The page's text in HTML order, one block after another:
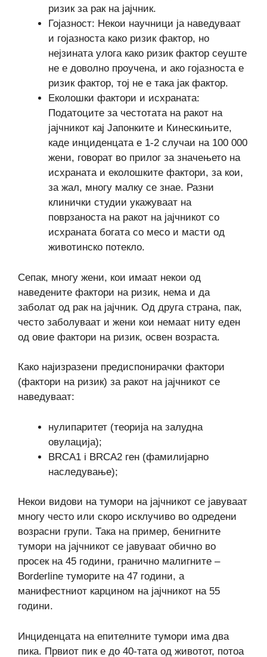
ризик за рак на јајчник.
Гојазност: Некои научници ја наведуваат
и гојазноста како ризик фактор, но
нејзината улога како ризик фактор сеуште
не е доволно проучена, и ако гојазноста е
ризик фактор, тој не е така јак фактор.
Еколошки фактори и исхраната:
Податоците за честотата на ракот на
јајчникот кај Јапонките и Кинескињите,
каде инциденцата е 1-2 случаи на 100 000
жени, говорат во прилог за значењето на
исхраната и еколошките фактори, за кои,
за жал, многу малку се знае. Разни
клинички студии укажуваат на
поврзаноста на ракот на јајчникот со
исхраната богата со месо и масти од
животинско потекло.
Сепак, многу жени, кои имаат некои од
наведените фактори на ризик, нема и да
заболат од рак на јајчник. Од друга страна, пак,
често заболуваат и жени кои немаат ниту еден
од овие фактори на ризик, освен возраста.
Како најизразени предиспонирачки фактори
(фактори на ризик) за ракот на јајчникот се
наведуваат:
нулипаритет (теорија на залудна
овулација);
BRCA1 i BRCA2 ген (фамилијарно
наследување);
Некои видови на тумори на јајчникот се јавуваат
многу често или скоро исклучиво во одредени
возрасни групи. Така на пример, бенигните
тумори на јајчникот се јавуваат обично во
просек на 45 години, гранично малигните –
Borderline туморите на 47 години, а
манифестниот карцином на јајчникот на 55
години.
Инциденцата на епителните тумори има два
пика. Првиот пик е до 40-тата од животот, потоа